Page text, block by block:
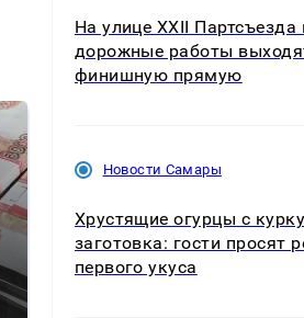
На улице XXII
дорожные работы
финишную прямую
Новости Самары
Хрустящие огурцы с
заготовка: гости просят
первого укуса